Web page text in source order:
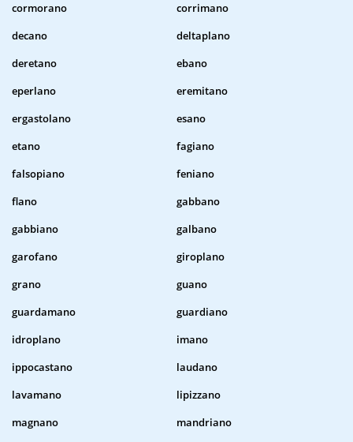
cormorano
corrimano
decano
deltaplano
deretano
ebano
eperlano
eremitano
ergastolano
esano
etano
fagiano
falsopiano
feniano
flano
gabbano
gabbiano
galbano
garofano
giroplano
grano
guano
guardamano
guardiano
idroplano
imano
ippocastano
laudano
lavamano
lipizzano
magnano
mandriano